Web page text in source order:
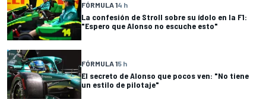
FÓRMULA 14 h
La confesión de Stroll sobre su ídolo en la F1:
"Espero que Alonso no escuche esto"
FÓRMULA 15 h
El secreto de Alonso que pocos ven: "No tiene
un estilo de pilotaje"